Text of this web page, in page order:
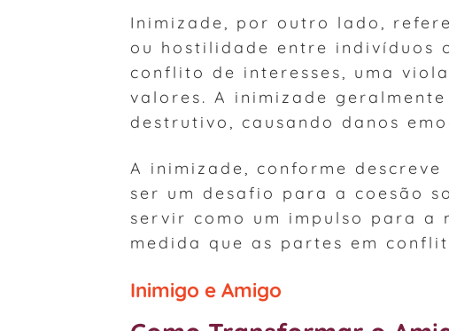
Inimizade, por outro lado,
ou hostilidade entre indivíduos
conflito de interesses, uma
valores. A inimizade
destrutivo, causando danos
A inimizade, conforme
ser um desafio para a coesão
servir como um impulso para a
medida que as partes em
Inimigo e Amigo